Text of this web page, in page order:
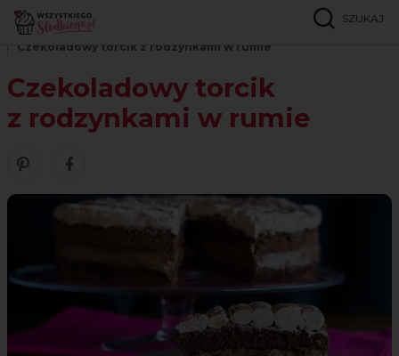
SZUKAJ
Strona główna
Czekoladowy torcik z rodzynkami w rumie
Czekoladowy torcik
z rodzynkami w rumie
Zobacz nasze piny w serwisie Pinterest
Udostępnij ten przepis w serwisie Facebook